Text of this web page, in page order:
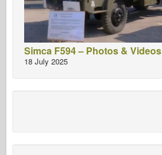
Simca F594 – Photos & Videos
18 July 2025